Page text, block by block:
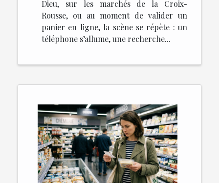
Dieu, sur les marchés de la Croix-
Rousse, ou au moment de valider un
panier en ligne, la scène se répète : un
téléphone s’allume, une recherche...